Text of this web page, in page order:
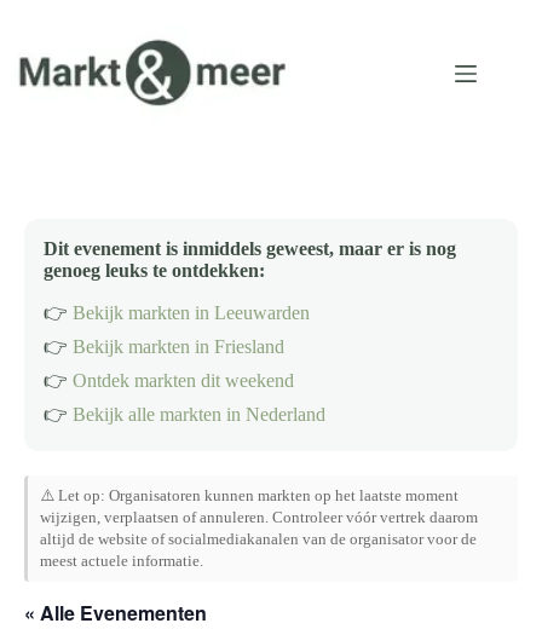
inhoud
Dit evenement is inmiddels geweest, maar er is nog
genoeg leuks te ontdekken:
👉 Bekijk markten in Leeuwarden
👉 Bekijk markten in Friesland
👉 Ontdek markten dit weekend
👉 Bekijk alle markten in Nederland
⚠️ Let op: Organisatoren kunnen markten op het laatste moment
wijzigen, verplaatsen of annuleren. Controleer vóór vertrek daarom
altijd de website of socialmediakanalen van de organisator voor de
meest actuele informatie.
« Alle Evenementen